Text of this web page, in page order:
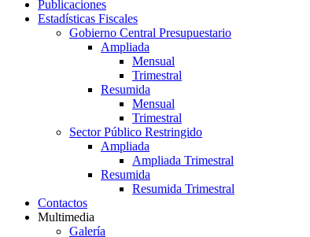
Publicaciones
Estadísticas Fiscales
Gobierno Central Presupuestario
Ampliada
Mensual
Trimestral
Resumida
Mensual
Trimestral
Sector Público Restringido
Ampliada
Ampliada Trimestral
Resumida
Resumida Trimestral
Contactos
Multimedia
Galería